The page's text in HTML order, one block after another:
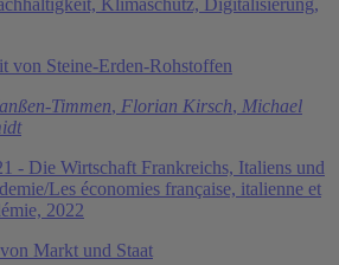
Klimaschutz, Digitalisierung,
von Steine-Erden-Rohstoffen
Timmen, Florian Kirsch, Michael
- Die Wirtschaft Frankreichs, Italiens und
Les économies française, italienne et
2022
Markt und Staat